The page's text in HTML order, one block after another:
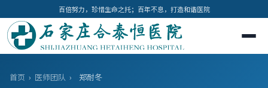
百倍努力，珍惜生命之托；百年不息，打造和谐医院
首页 › 医师团队 › 郑耐冬